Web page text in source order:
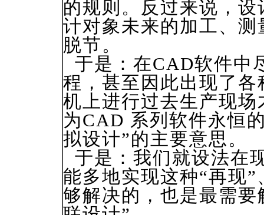
的规则。反过来说，
计对象未来的加工、
脱节。
于是：在CAD软件中
程，甚至因此出现了
机上进行过去生产现
为CAD 系列软件永恒
拟设计”的主要意思。
于是：我们就设法在
能多地实现这种“再现
够解决的，也是最需